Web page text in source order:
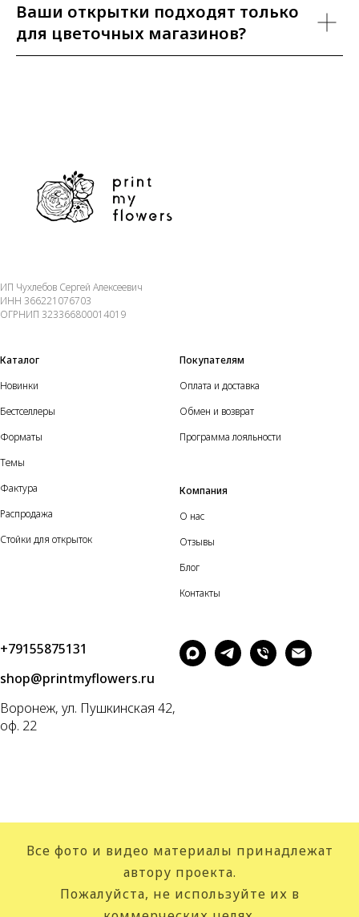
Ваши открытки подходят только
для цветочных магазинов?
ИП Чухлебов Сергей Алексеевич
ИНН 366221076703
ОГРНИП 323366800014019
Каталог
Новинки
Бестселлеры
Форматы
Темы
Фактура
Распродажа
Стойки для открыток
Покупателям
Оплата и доставка
Обмен и возврат
Программа лояльности
Компания
О нас
Отзывы
Блог
Контакты
+79155875131
shop@printmyflowers.ru
Воронеж, ул. Пушкинская 42,
оф. 22
Все фото и видео материалы принадлежат
автору проекта.
Пожалуйста, не используйте их в